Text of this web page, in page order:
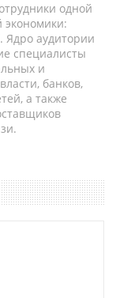
одной
экономики:
Ядро аудитории
специалисты
и
банков,
а также